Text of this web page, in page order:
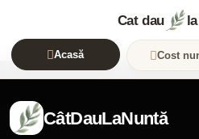
Cat dau
Acasă Cost
CâtDauLaNuntă